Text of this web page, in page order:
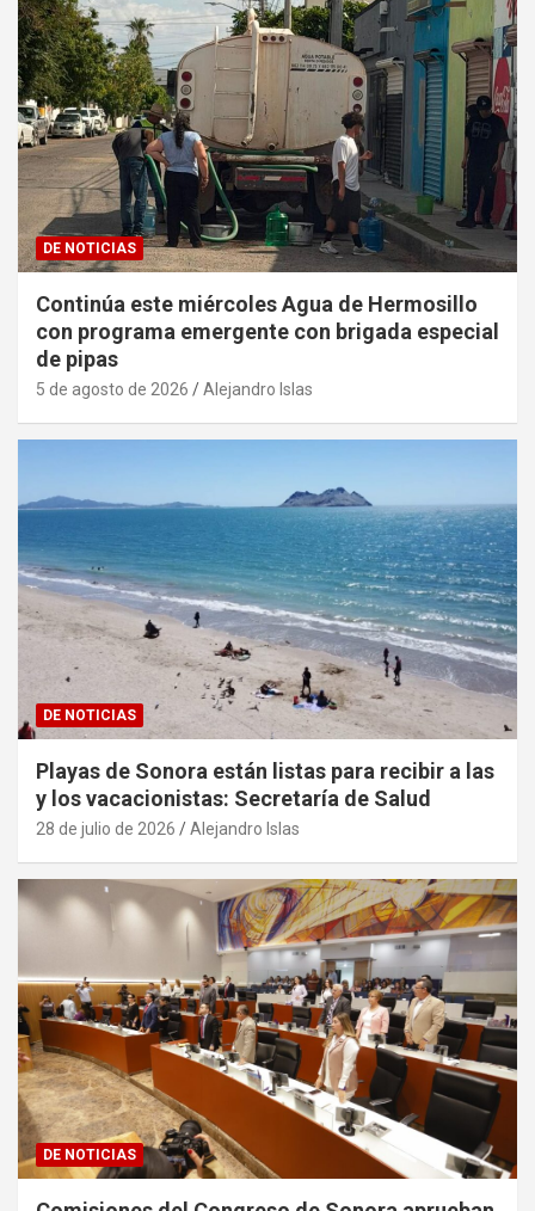
DE NOTICIAS
Continúa este miércoles Agua de Hermosillo
con programa emergente con brigada especial
de pipas
5 de agosto de 2026 Alejandro Islas
DE NOTICIAS
Playas de Sonora están listas para recibir a las
y los vacacionistas: Secretaría de Salud
28 de julio de 2026 Alejandro Islas
DE NOTICIAS